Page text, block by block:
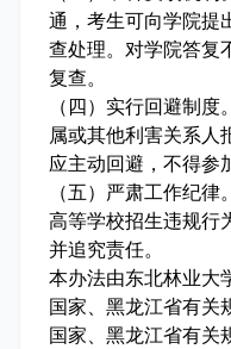
通，考生可向学院提
查处理。对学院答复
复查。
（四）实行回避制
属或其他利害关系人
应主动回避，不得参
（五）严肃工作纪
高等学校招生违规行
并追究责任。
本办法由东北林业大
国家、黑龙江省有关
国家、黑龙江省有关